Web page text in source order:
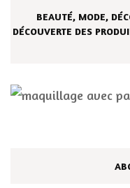
BEAUTÉ, MODE,
DÉCOUVERTE DES